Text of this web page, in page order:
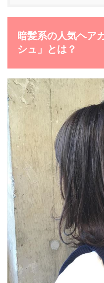
暗髪系の人気ヘア
シュ」とは？